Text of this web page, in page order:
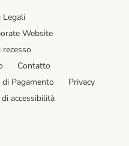
Legali
Website
Contatto
Pagamento
Privacy
accessibilità